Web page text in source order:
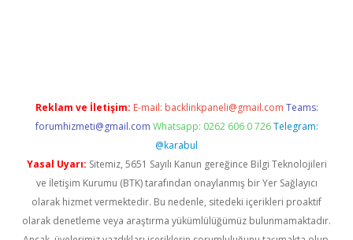
Reklam ve İletişim: E-mail: backlinkpaneli@gmail.com Teams:
forumhizmeti@gmail.com Whatsapp: 0262 606 0 726 Telegram:
@karabul
Yasal Uyarı: Sitemiz, 5651 Sayılı Kanun gereğince Bilgi Teknolojileri
ve İletişim Kurumu (BTK) tarafından onaylanmış bir Yer Sağlayıcı
olarak hizmet vermektedir. Bu nedenle, sitedeki içerikleri proaktif
olarak denetleme veya araştırma yükümlülüğümüz bulunmamaktadır.